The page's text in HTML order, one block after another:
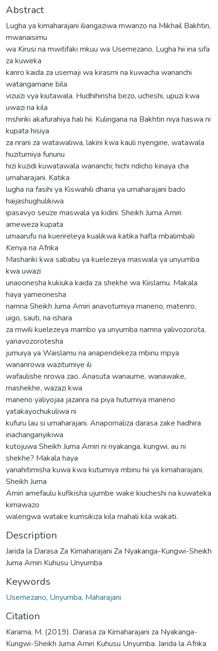
Abstract
Lugha ya kimaharajani iliangaziwa mwanzo na Mikhail Bakhtin,
mwanaisimu
wa Kirusi na mwitifaki mkuu wa Usemezano. Lugha hii ina sifa
za kuweka
kanro kaida za usemaji wa kirasmi na kuwacha wananchi
watangamane bila
vizuizi vya kiutawala. Hudhihirisha bezo, ucheshi, upuzi kwa
uwazi na kila
mshiriki akafurahiya hali hii. Kulingana na Bakhtin niya haswa ni
kupata hisiya
za nrani za watawaliwa, lakini kwa kauli nyengine, watawala
huzitumiya fununu
hizi kuzidi kuwatawala wananchi; hichi ndicho kinaya cha
umaharajani. Katika
lugha na fasihi ya Kiswahili dhana ya umaharajani bado
haijashughulikiwa
ipasavyo seuze maswala ya kidini. Sheikh Juma Amiri
ameweza kupata
umaarufu na kuenreleya kualikwa katika hafla mbalimbali
Kenya na Afrika
Mashariki kwa sababu ya kuelezeya maswala ya unyumba
kwa uwazi
unaoonesha kukiuka kaida za shekhe wa Kiislamu. Makala
haya yameonesha
namna Sheikh Juma Amiri anavotumiya maneno, matenro,
uigo, sauti, na ishara
za mwili kuelezeya mambo ya unyumba namna yalivozorota,
yanavozorotesha
jumuiya ya Waislamu na anapendekeza mbinu mpya
wananrowa wazitumiye ili
wafaulishe nrowa zao. Anasuta wanaume, wanawake,
mashekhe, wazazi kwa
maneno yaliyojaa jazanra na piya hutumiya maneno
yatakayochukuliwa ni
kufuru lau si umaharajani. Anapomaliza darasa zake hadhira
inachanganyikiwa
kutojuwa Sheikh Juma Amiri ni nyakanga, kungwi, au ni
shekhe? Makala haya
yanahitimisha kuwa kwa kutumiya mbinu hii ya kimaharajani,
Sheikh Juma
Amiri amefaulu kufikisha ujumbe wake kiucheshi na kuwateka
kimawazo
walengwa watake kumsikiza kila mahali kila wakati.
Description
Jarida la Darasa Za Kimaharajani Za Nyakanga-Kungwi-Sheikh
Juma Amiri Kuhusu Unyumba
Keywords
Usemezano, Unyumba, Maharajani
Citation
Karama, M. (2019). Darasa za Kimaharajani za Nyakanga-
Kungwi-Sheikh Juma Amiri Kuhusu Unyumba. Jarida la Afrika